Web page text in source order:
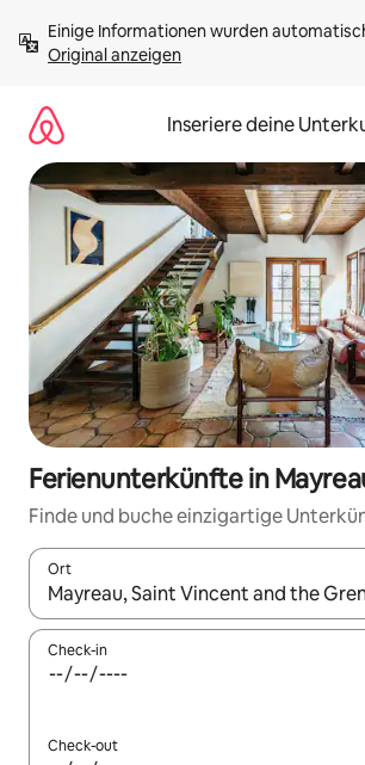
Inhalten
springenOriginal anzeigen
Inseriere deine
Ferienunterkünfte in
Finde und buche einzigartige
Ort
Wenn Ergebnisse verfügbar sind,
Check-in
Check-out